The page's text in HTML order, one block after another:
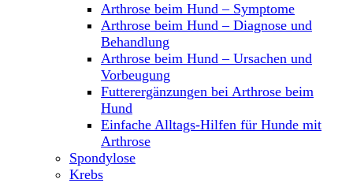
Arthrose beim Hund – Symptome
Arthrose beim Hund – Diagnose und
Behandlung
Arthrose beim Hund – Ursachen und
Vorbeugung
Futterergänzungen bei Arthrose beim
Hund
Einfache Alltags-Hilfen für Hunde mit
Arthrose
Spondylose
Krebs